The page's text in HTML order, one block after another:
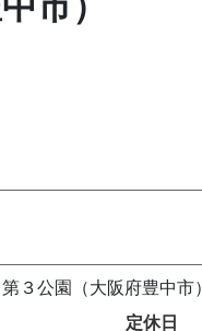
３公園（大阪府豊中市）
定休日